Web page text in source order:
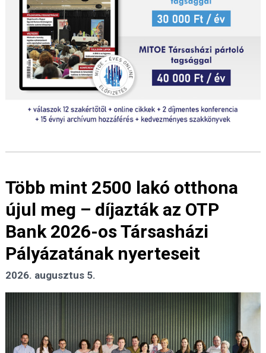
Több mint 2500 lakó otthona
újul meg – díjazták az OTP
Bank 2026-os Társasházi
Pályázatának nyerteseit
2026. augusztus 5.